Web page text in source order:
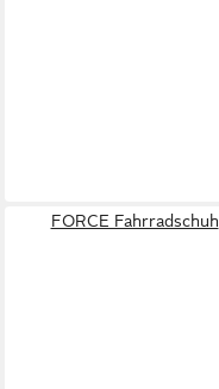
FORCE Fahrradschuh